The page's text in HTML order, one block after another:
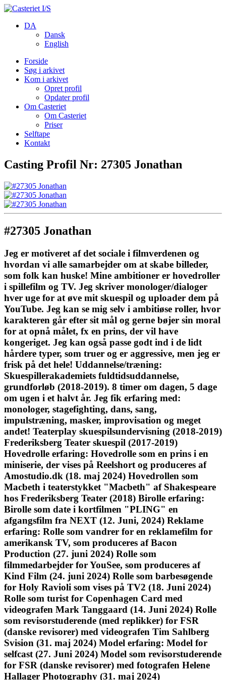
DA
Dansk
English
Forside
Søg i arkivet
Kom i arkivet
Opret profil
Opdater profil
Om Casteriet
Om Casteriet
Priser
Selftape
Kontakt
Casting Profil Nr: 27305 Jonathan
#27305 Jonathan
Jeg er motiveret af det sociale i filmverdenen og
hvordan vi alle samarbejder om at skabe billeder,
som folk kan huske! Mine ambitioner er hovedroller
i spillefilm og TV. Jeg skriver monologer/dialoger
hver uge for at øve mit skuespil og uploader dem på
YouTube. Jeg kan se mig selv i ambitiøse roller, hvor
karakteren går efter sit mål og gerne bøjer sin moral
for at opnå målet, fx en prins, der vil have
kongeriget. Jeg kan også passe godt ind i de lidt
hårdere typer, som truer og er aggressive, men jeg er
frisk på det hele! Uddannelse/træning:
Skuespillerakademiets fuldtidsuddannelse,
grundforløb (2018-2019). 8 timer om dagen, 5 dage
om ugen i et halvt år. Jeg fik erfaring med:
monologer, stagefighting, dans, sang,
impulstræning, masker, improvisation og meget
andet! Teaterplay skuespilsundervisning (2018-2019)
Frederiksberg Teater skuespil (2017-2019)
Hovedrolle erfaring: Hovedrolle som en prins i en
miniserie, der vises på Reelshort og produceres af
Amostudio.dk (18. maj 2024) Hovedrollen som
Macbeth i teaterstykket "Macbeth" af Shakespeare
hos Frederiksberg Teater (2018) Birolle erfaring:
Birolle som date i kortfilmen "PLING" en
afgangsfilm fra NEXT (12. Juni, 2024) Reklame
erfaring: Rolle som vandrer for en reklamefilm for
amerikansk TV, som produceres af Bacon
Production (27. juni 2024) Rolle som
filmmedarbejder for YouSee, som produceres af
Kind Film (24. juni 2024) Rolle som barbesøgende
for Holy Ravioli som vises på TV2 (18. Juni 2024)
Rolle som turist for Copenhagen Card med
videografen Mark Tanggaard (14. Juni 2024) Rolle
som revisorstuderende (med replikker) for FSR
(danske revisorer) med videografen Tim Sahlberg
Svision (31. maj 2024) Model erfaring: Model for
selfcast (27. Juni 2024) Model som revisorstuderende
for FSR (danske revisorer) med fotografen Helene
Hallager Photography (31. maj 2024)